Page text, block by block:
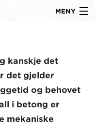
MENY
kanskje det
det gjelder
og behovet
i betong er
mekaniske